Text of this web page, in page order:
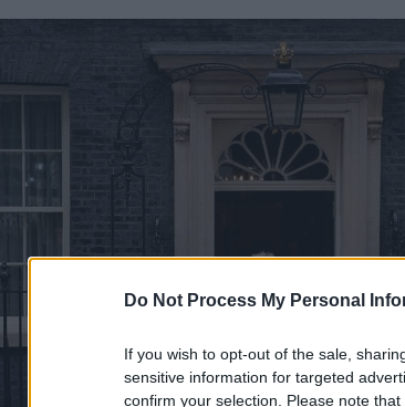
Do Not Process My Personal
If you wish to opt-out of the sale,
sensitive information for targeted
confirm your selection. Please note